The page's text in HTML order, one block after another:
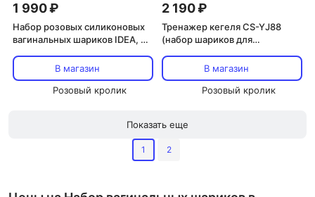
1 990 ₽
Набор розовых силиконовых
вагинальных шариков IDEA, 3
В магазин
Розовый кролик
2 190 ₽
Тренажер кегеля CS-YJ88
(набор шариков для
В магазин
Розовый кролик
Показать еще
1 2